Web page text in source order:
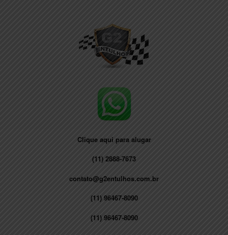
Clique aqui para alugar
(11) 2888-7673
contato@g2entulhos.com.br
(11) 96467-8090
(11) 96467-8090